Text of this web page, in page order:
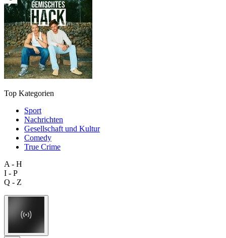
Top Kategorien
Sport
Nachrichten
Gesellschaft und Kultur
Comedy
True Crime
A - H
I - P
Q - Z